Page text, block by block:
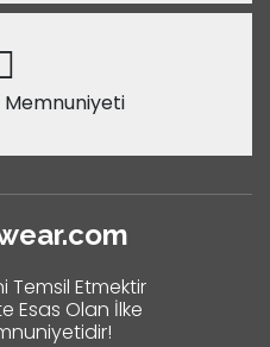
Memnuniyeti
Temsil Etmektir
Esas Olan İlke